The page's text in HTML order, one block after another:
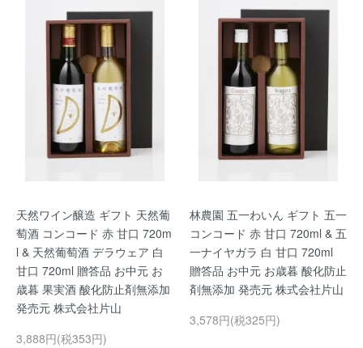
天然ワイン醸造 ギフト 天然葡
萄酒 コンコード 赤 甘口 720m
l & 天然葡萄酒 デラウェア 白
甘口 720ml 贈答品 お中元 お
歳暮 果実酒 酸化防止剤無添加
発売元 株式会社片山
3,888円(税353円)
林農園 五一わいん ギフト 五一
コンコード 赤 甘口 720ml & 五
一ナイヤガラ 白 甘口 720ml
贈答品 お中元 お歳暮 酸化防止
剤無添加 発売元 株式会社片山
3,578円(税325円)